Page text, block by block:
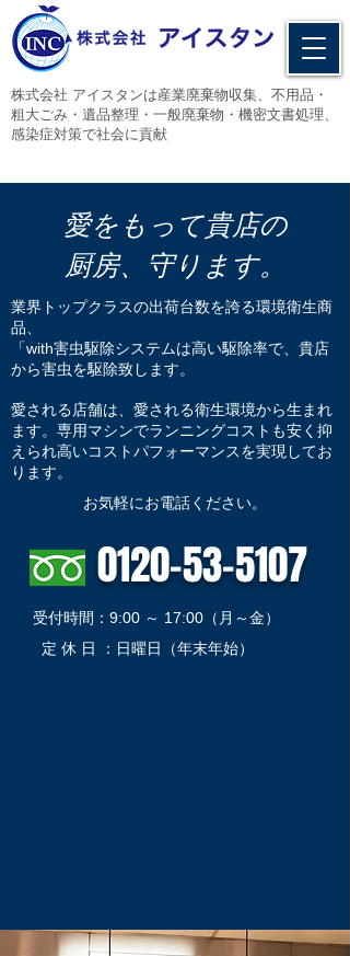
​株式会社 アイスタンは産業廃棄物収集、不用品・
粗大ごみ・遺品整理・一般廃棄物・機密文書処理、
感染症対策で社会に貢献
​愛をもって貴店の
厨房、守ります。
業界トップクラスの出荷台数を誇る環境衛生商
品、
「with害虫駆除システムは高い駆除率で、貴店
から害虫を駆除致します。
​愛される店舗は、愛される衛生環境から生まれ
ます。専用マシンでランニングコストも安く抑
えられ高いコストパフォーマンスを実現してお
ります。
​お気軽にお電話ください。
0120-53-5107
​受付時間：9:00 ～ 17:00（月～金）
​定 休 日 ：日曜日（年末年始）